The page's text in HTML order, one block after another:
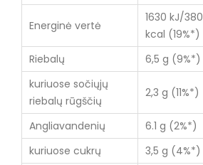
Energinė vertė
1630 kJ/380
kcal (19%*)
Riebalų
6,5 g (9%*)
kuriuose sočiųjų
riebalų rūgščių
2,3 g (11%*)
Angliavandenių 6.1 g (2%*)
kuriuose cukrų
3,5 g (4%*)